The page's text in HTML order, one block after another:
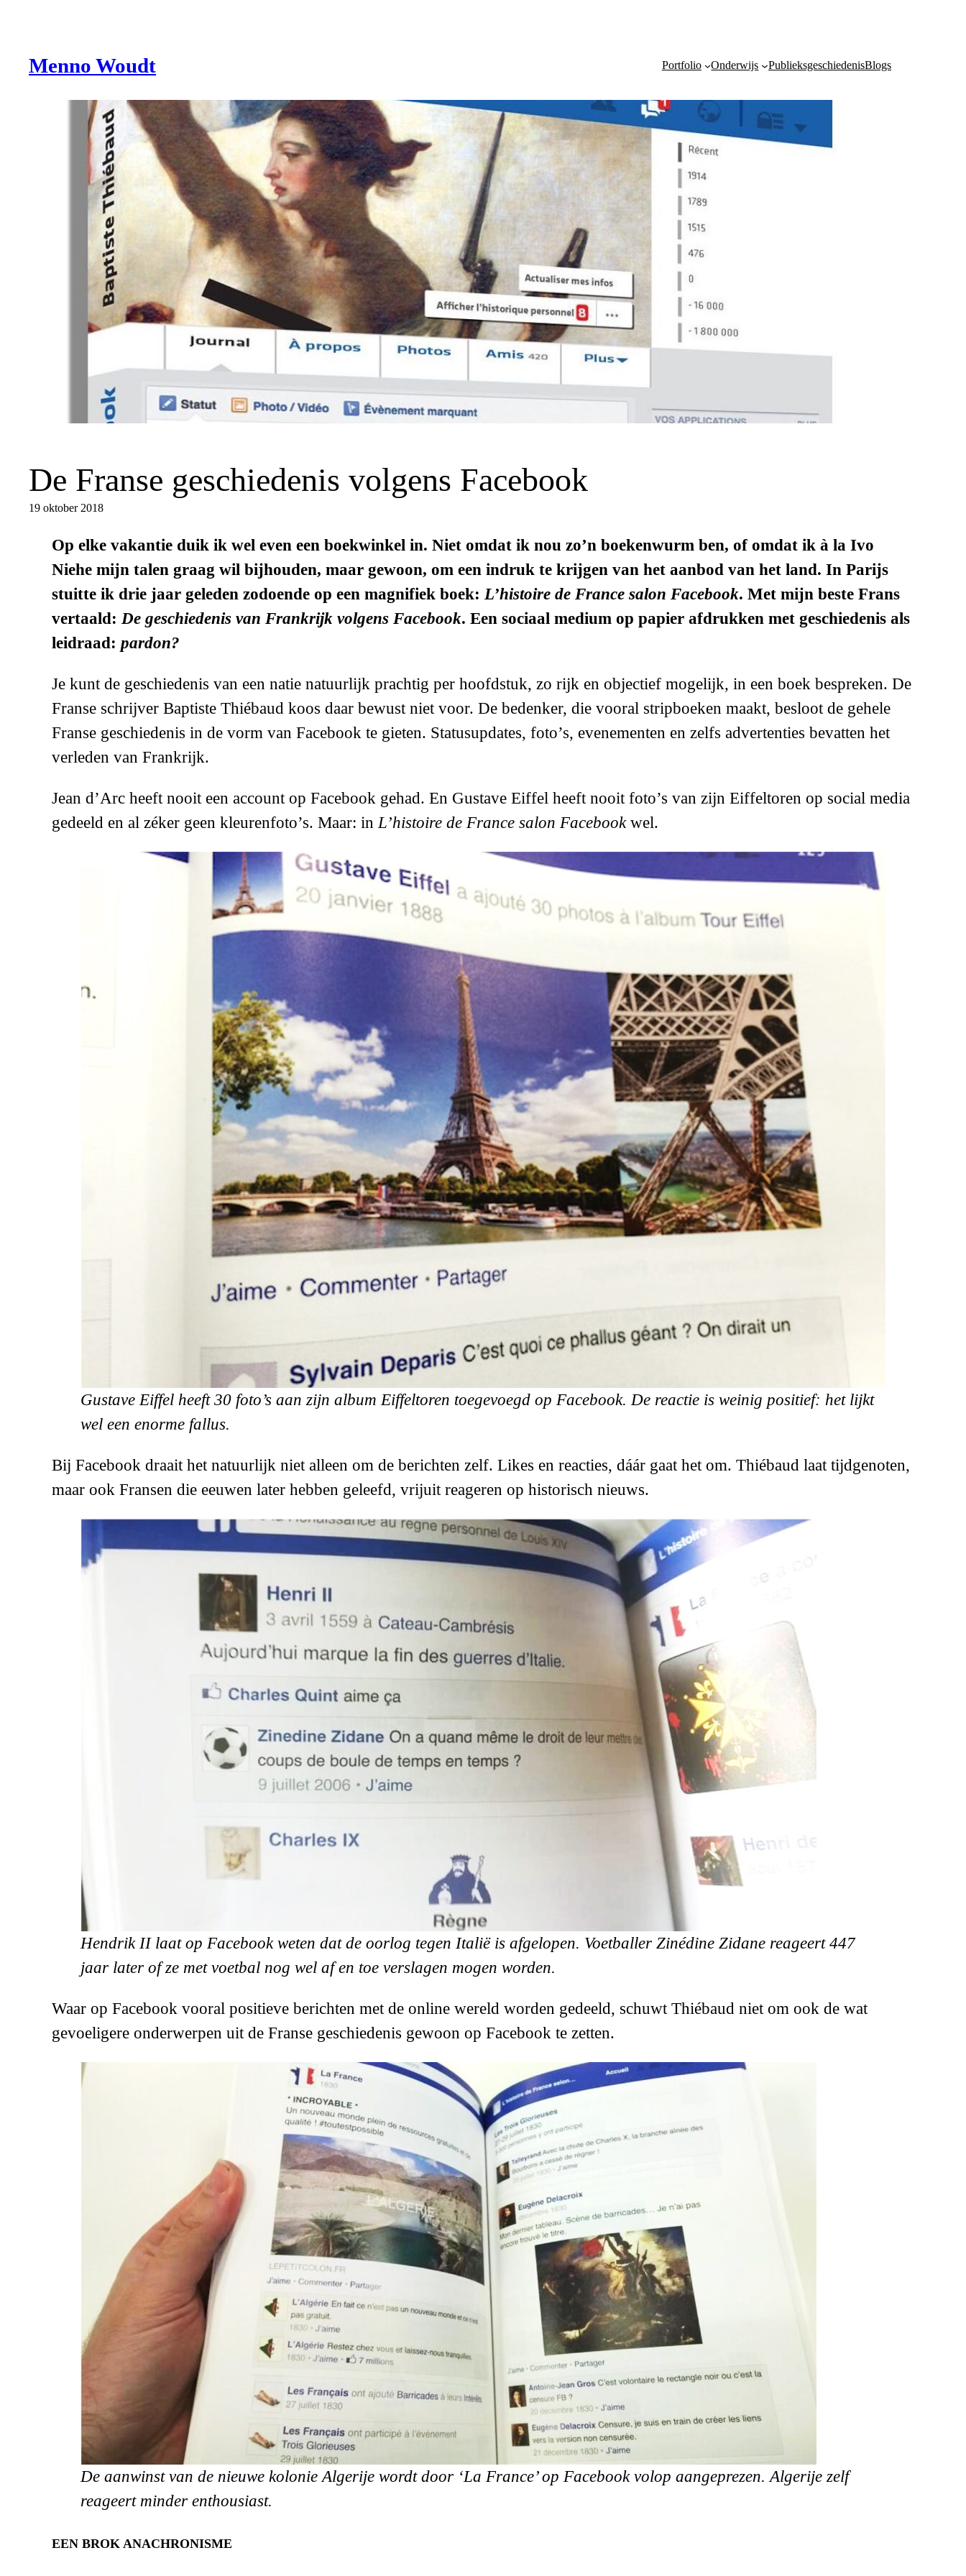
inhoudMenno Woudt Portfolio Onderwijs PublieksgeschiedenisBlogs
De Franse geschiedenis volgens Facebook
19 oktober 2018
Op elke vakantie duik ik wel even een boekwinkel in. Niet omdat ik nou zo’n boekenwurm ben, of omdat ik à la Ivo
Niehe mijn talen graag wil bijhouden, maar gewoon, om een indruk te krijgen van het aanbod van het land. In Parijs
stuitte ik drie jaar geleden zodoende op een magnifiek boek: L’histoire de France salon Facebook. Met mijn beste Frans
vertaald: De geschiedenis van Frankrijk volgens Facebook. Een sociaal medium op papier afdrukken met geschiedenis als
leidraad: pardon?
Je kunt de geschiedenis van een natie natuurlijk prachtig per hoofdstuk, zo rijk en objectief mogelijk, in een boek bespreken. De
Franse schrijver Baptiste Thiébaud koos daar bewust niet voor. De bedenker, die vooral stripboeken maakt, besloot de gehele
Franse geschiedenis in de vorm van Facebook te gieten. Statusupdates, foto’s, evenementen en zelfs advertenties bevatten het
verleden van Frankrijk.
Jean d’Arc heeft nooit een account op Facebook gehad. En Gustave Eiffel heeft nooit foto’s van zijn Eiffeltoren op social media
gedeeld en al zéker geen kleurenfoto’s. Maar: inL’histoire de France salon Facebook wel.
Gustave Eiffel heeft 30 foto’s aan zijn album Eiffeltoren toegevoegd op Facebook. De reactie is weinig positief: het lijkt
wel een enorme fallus.
Bij Facebook draait het natuurlijk niet alleen om de berichten zelf. Likes en reacties, dáár gaat het om. Thiébaud laat tijdgenoten,
maar ook Fransen die eeuwen later hebben geleefd, vrijuit reageren op historisch nieuws.
Hendrik II laat op Facebook weten dat de oorlog tegen Italië is afgelopen. Voetballer Zinédine Zidane reageert 447
jaar later of ze met voetbal nog wel af en toe verslagen mogen worden.
Waar op Facebook vooral positieve berichten met de online wereld worden gedeeld, schuwt Thiébaud niet om ook de wat
gevoeligere onderwerpen uit de Franse geschiedenis gewoon op Facebook te zetten.
De aanwinst van de nieuwe kolonie Algerije wordt door ‘La France’ op Facebook volop aangeprezen. Algerije zelf
reageert minder enthousiast.
EEN BROK ANACHRONISME